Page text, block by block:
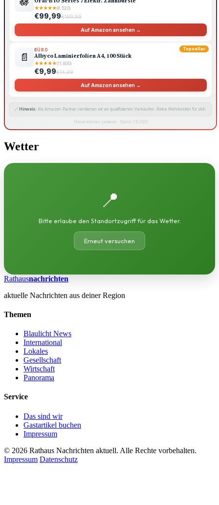
★★★★★(6.520)
€99,99€199,99
Auf Amazon ansehen →
Topseller
📄
BÜRO
Albyco Laminierfolien A4, 100 Stück
★★★★★(11.800)
€9,99€14,99
Auf Amazon ansehen →
🔗 Hinweis: Als Amazon-Partner verdienen wir an qualifizierten Verkäufen. Keine Mehrkosten für dich.
Preise können variieren · Stand: 7.8.2026
Wetter
📍
Bitte erlaube den Standortzugriff für das Wetter.
Erneut versuchen
Rathausnachrichten
aktuelle Nachrichten aus deiner Region
Themen
Blaulicht News
International
Lokales
Gesellschaft
Wirtschaft
Panorama
Service
Das sind wir
Gastartikel buchen
Impressum
© 2026 Rathaus Nachrichten aktuell. Alle Rechte vorbehalten.
Impressum Datenschutz